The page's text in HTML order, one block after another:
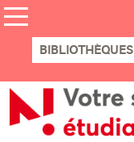
BIBLIOTHÈQUES